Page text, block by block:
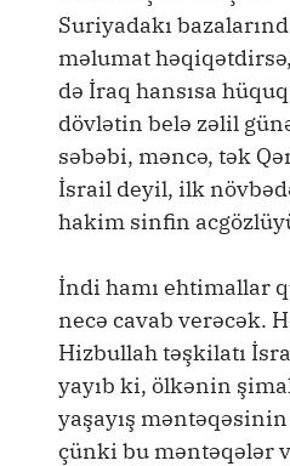
Suriyadakı
məlumat
də İraq hansısa
dövlətin belə zəlil
səbəbi, məncə, tək
İsrail deyil, ilk
hakim sinfin
İndi hamı ehtimallar
necə cavab verəcək.
Hizbullah təşkilatı
yayıb ki, ölkənin
yaşayış
çünki bu məntəqələr